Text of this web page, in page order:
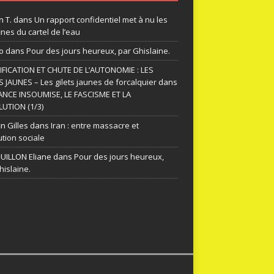
T. dans Un rapport confidentiel met à nu les
du cartel de l’eau
dans Pour des jours heureux, par Ghislaine.
ET CHUTE DE L’AUTONOMIE : LES
JAUNES – Les gilets jaunes de forcalquierdans
INSOUMISE, LE FASCISME ET LA
(1/3)
Gilles dans Iran : entre massacre et
sociale
Eliane dans Pour des jours heureux,